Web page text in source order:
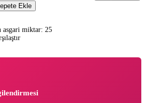
Ekle
asgari miktar: 25